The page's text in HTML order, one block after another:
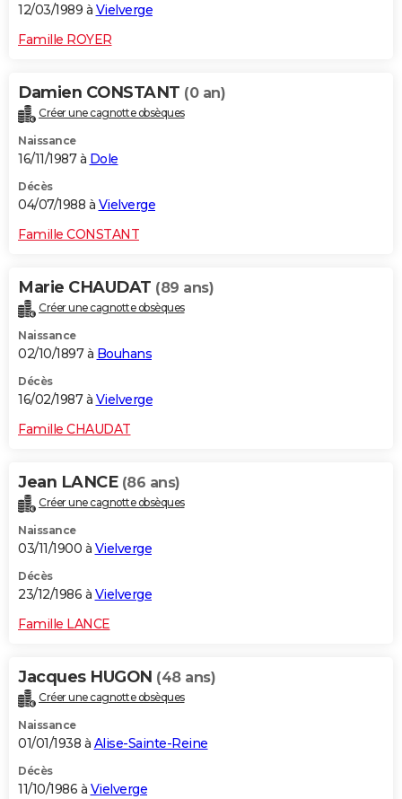
12/03/1989 à Vielverge
Famille ROYER
Damien CONSTANT (0 an)
Créer une cagnotte obsèques
Naissance
16/11/1987 à Dole
Décès
04/07/1988 à Vielverge
Famille CONSTANT
Marie CHAUDAT (89 ans)
Créer une cagnotte obsèques
Naissance
02/10/1897 à Bouhans
Décès
16/02/1987 à Vielverge
Famille CHAUDAT
Jean LANCE (86 ans)
Créer une cagnotte obsèques
Naissance
03/11/1900 à Vielverge
Décès
23/12/1986 à Vielverge
Famille LANCE
Jacques HUGON (48 ans)
Créer une cagnotte obsèques
Naissance
01/01/1938 à Alise-Sainte-Reine
Décès
11/10/1986 à Vielverge